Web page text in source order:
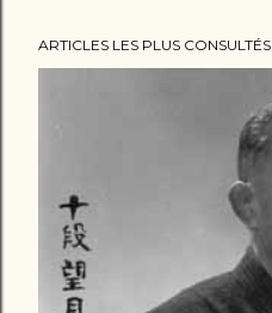
ARTICLES LES PLUS CONSULTÉS